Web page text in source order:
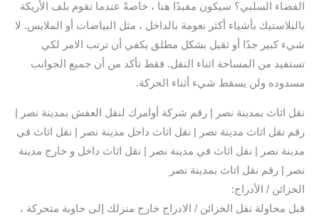
الفضاء السلبي؟ سيكون مفيدًا هنا ، خاصةً عندما تقوم بلف الأريكة
بالبلاستيك بأشياء أكثر نعومة بالداخل ، مثل البياضات أو الملابس. لا
شيء كبير جدًا أو ثقيل بشكل مطلق يكفي أن ترتب الامر لكي
تستفيد من المساحة اثناء النقل. فقط تأكد من أن جميع الجوانب
مسدوده ولن يسقط شيء أثناء الحركة.
نقل اثاث بمدينة نصر | رقم شركة أوامرك لنقل العفش بمدينة نصر |
رقم نقل اثاث مدينة نصر | نقل اثاث داخل مدينة نصر | نقل اثاث في
مدينة نصر | نقل اثاث في مدينة نصر | نقل اثاث داخل و خارج مدينة
نصر | رقم نقل اثاث بمدينة نصر
الخزائن / الأدراج:
قبل محاولة نقل الخزائن / الادراج خارج منزلك إلى حاوية متحركة ،